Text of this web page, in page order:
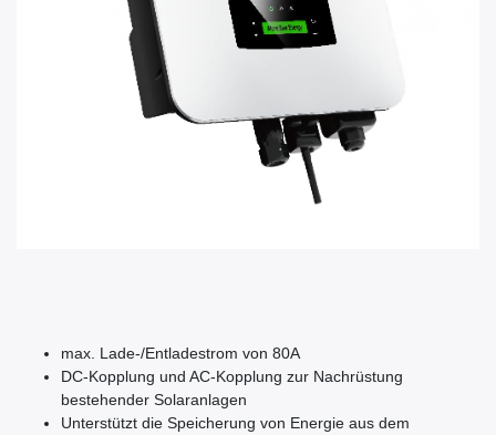
max. Lade-/Entladestrom von 80A
DC-Kopplung und AC-Kopplung zur Nachrüstung
bestehender Solaranlagen
Unterstützt die Speicherung von Energie aus dem